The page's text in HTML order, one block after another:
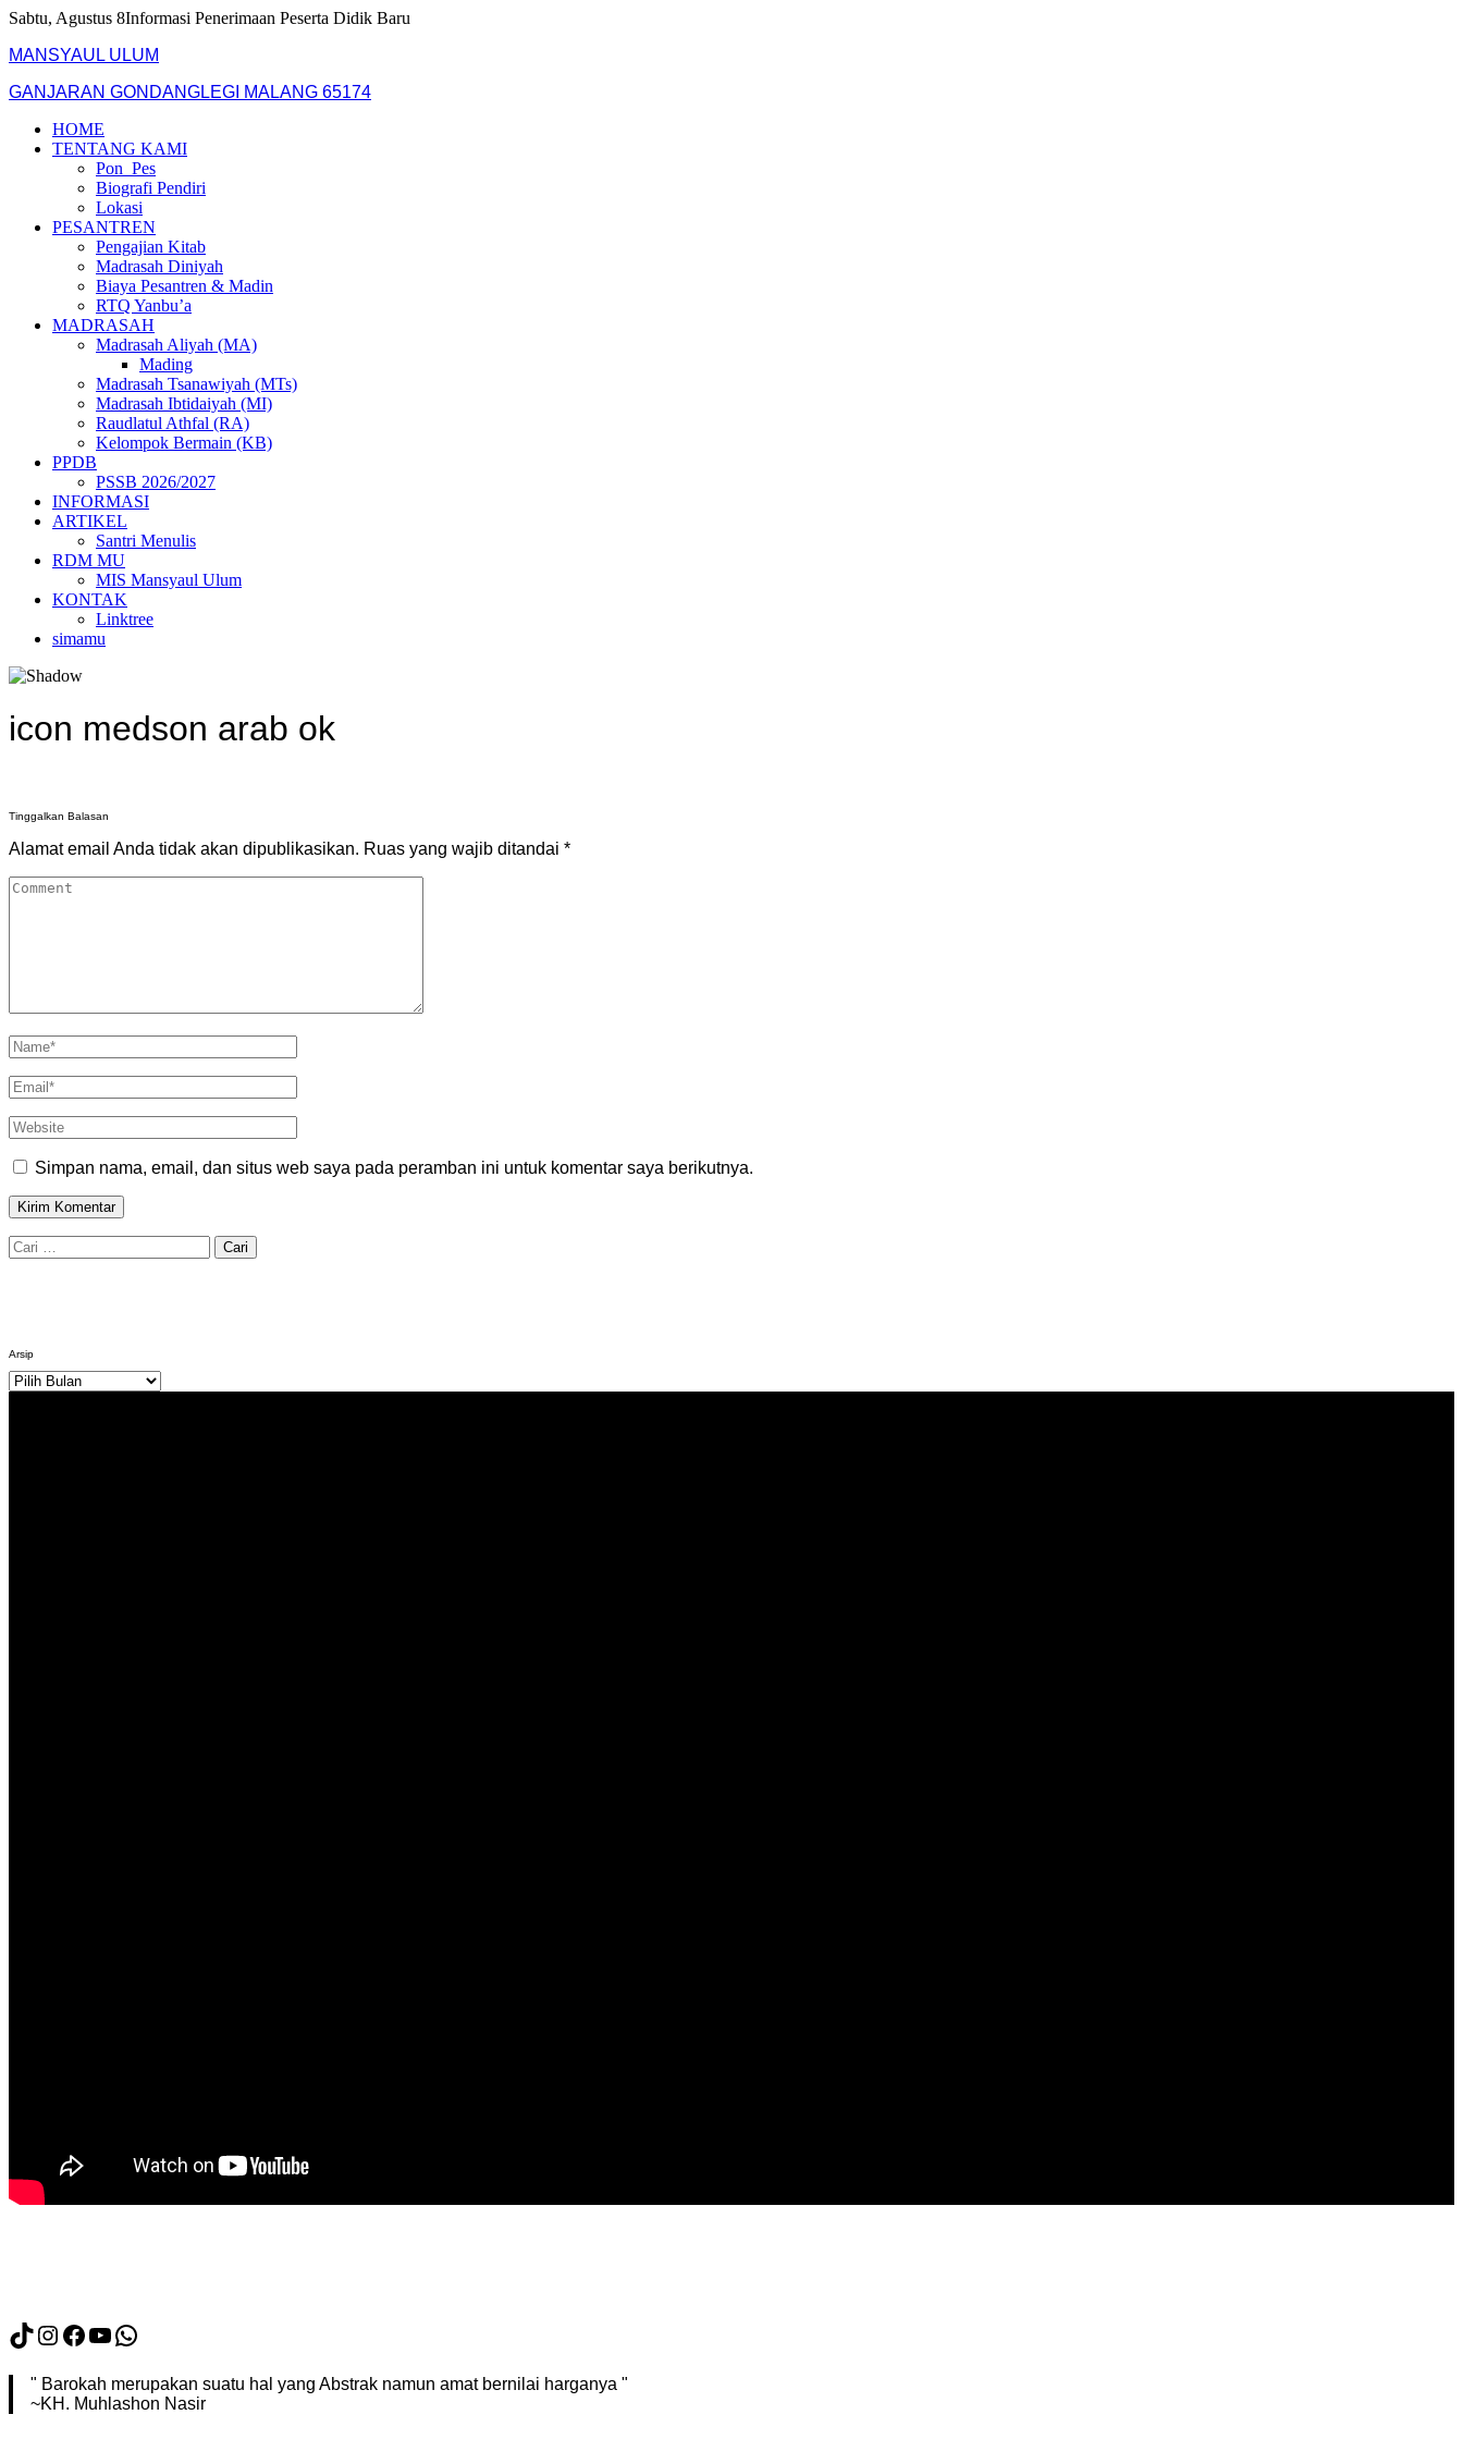
Skip
content
Sabtu, Agustus 8Informasi Penerimaan Peserta Didik Baru
MANSYAUL ULUM
GANJARAN GONDANGLEGI MALANG 65174
HOME
TENTANG KAMI
Pon_Pes
Biografi Pendiri
Lokasi
PESANTREN
Pengajian Kitab
Madrasah Diniyah
Biaya Pesantren & Madin
RTQ Yanbu’a
MADRASAH
Madrasah Aliyah (MA)
Mading
Madrasah Tsanawiyah (MTs)
Madrasah Ibtidaiyah (MI)
Raudlatul Athfal (RA)
Kelompok Bermain (KB)
PPDB
PSSB 2026/2027
INFORMASI
ARTIKEL
Santri Menulis
RDM MU
MIS Mansyaul Ulum
KONTAK
Linktree
simamu
icon medson arab ok
Tinggalkan Balasan
Alamat email Anda tidak akan dipublikasikan. Ruas yang wajib ditandai *
Simpan nama, email, dan situs web saya pada peramban ini untuk komentar saya berikutnya.
Cari
untuk:
Arsip
Arsip
TikTok
Instagram
Facebook
YouTube
WhatsApp
" Barokah merupakan suatu hal yang Abstrak namun amat bernilai harganya "
~KH. Muhlashon Nasir